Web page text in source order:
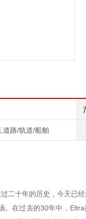
道路/轨道/船舶
二十年的历史，今天已
。在过去的30年中，